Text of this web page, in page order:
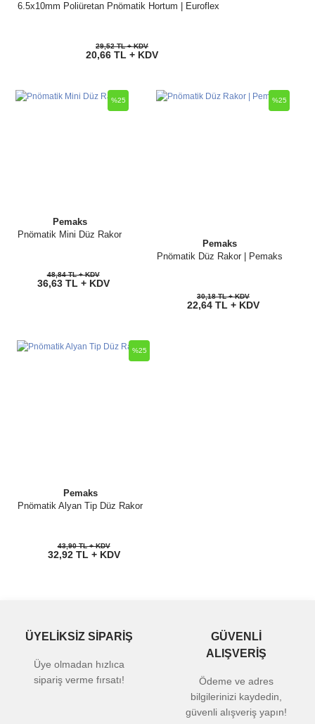
6.5x10mm Poliüretan Pnömatik Hortum | Euroflex
29,52 TL + KDV
20,66 TL + KDV
Pemaks
Pnömatik Mini Düz Rakor
%25
48,84 TL + KDV
36,63 TL + KDV
Pemaks
Pnömatik Düz Rakor | Pemaks
%25
30,18 TL + KDV
22,64 TL + KDV
Pemaks
Pnömatik Alyan Tip Düz Rakor
%25
43,90 TL + KDV
32,92 TL + KDV
ÜYELİKSİZ SİPARİŞ
Üye olmadan hızlıca
sipariş verme fırsatı!
GÜVENLİ
ALIŞVERİŞ
Ödeme ve adres
bilgilerinizi kaydedin,
güvenli alışveriş yapın!